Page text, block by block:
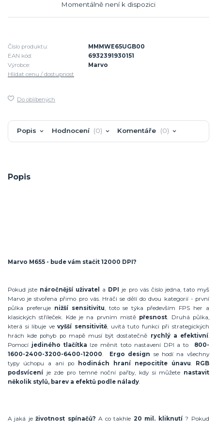
Momentálně není k dispozici
Číslo produktu:
MMMWE65UGB00
EAN kód:
6932391930151
Výrobce:
Marvo
Hlídat cenu / dostupnost
Do oblíbených
Popis Hodnocení 0 Komentáře 0
Popis
Marvo M655 - bude vám stačit 12000 DPI?
Pokud jste náročnější uživatel a DPI
je pro vás číslo jedna, tato myš
Marvo je stvořena přimo pro vás. Hráči se dělí do dvou kategorií - první
půlka preferuje nižší sensitivitu, toto se týka především FPS her a
klasických stříleček. Kde je na prvním mistě přesnost. Druhá půlka,
která si libuje vevyšší sensitivitě, uvítá tuto funkci při strategických
hrách kde pohyb po mapě musí být dostatečně rychlý a efektivní.
Pomocí jediného tlačítka lze měnit toto nastavení DPI a to 800-
1600-2400-3200-6400-12000. Ergo design se hodí na všechny
typy úchopu a ani po
hodinách hraní nepocitíte únavu.
RGB
podsvícení je zde pro temné noční pařby, kdy si můžete nastavit
několik stylů, barev a efektů podle nálady.
A jaká ježivotnost spínačů? A co takhle 20 mil. kliknutí ? Pokud